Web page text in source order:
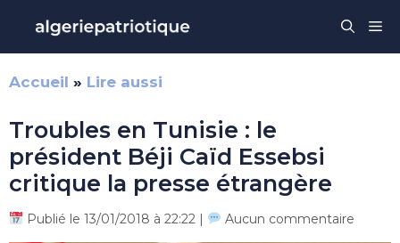
contenu
Accueil » Lire aussi
Troubles en Tunisie : le
président Béji Caïd Essebsi
critique la presse étrangère
Publié le 13/01/2018 à 22:22 | Aucun commentaire